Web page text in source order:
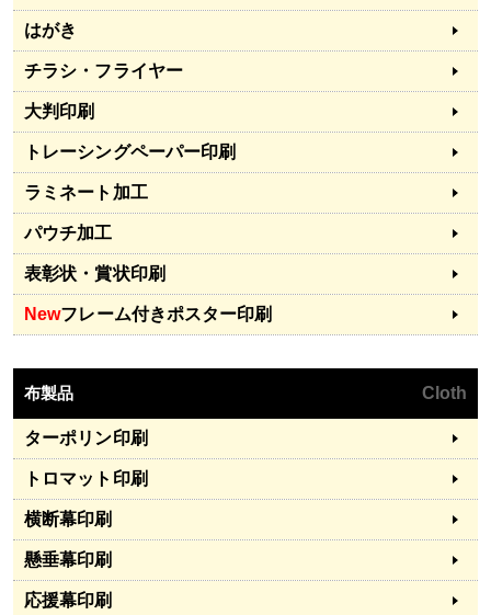
はがき
チラシ・フライヤー
大判印刷
トレーシングペーパー印刷
ラミネート加工
パウチ加工
表彰状・賞状印刷
Newフレーム付きポスター印刷
布製品 Cloth
ターポリン印刷
トロマット印刷
横断幕印刷
懸垂幕印刷
応援幕印刷